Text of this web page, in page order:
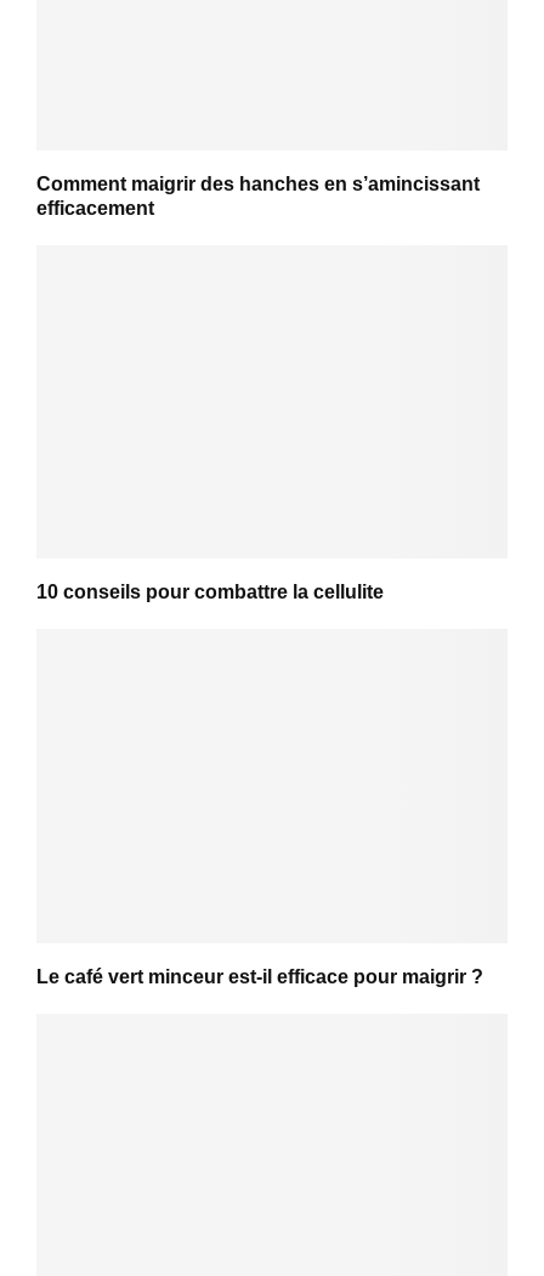
Comment maigrir des hanches en s’amincissant
efficacement
10 conseils pour combattre la cellulite
Le café vert minceur est-il efficace pour maigrir ?